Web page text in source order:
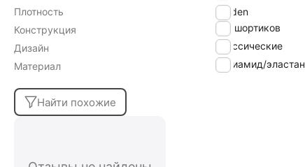
Плотность
30 den
Конструкция
без шортиков
Дизайн
классические
Материал
полиамид/эластан
Найти похожие